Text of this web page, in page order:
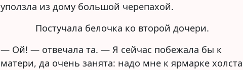
уползла из дому большой черепахой.
Постучала белочка ко второй дочери.
— Ой! — отвечала та. — Я сейчас побежала бы к
матери, да очень занята: надо мне к ярмарке холста